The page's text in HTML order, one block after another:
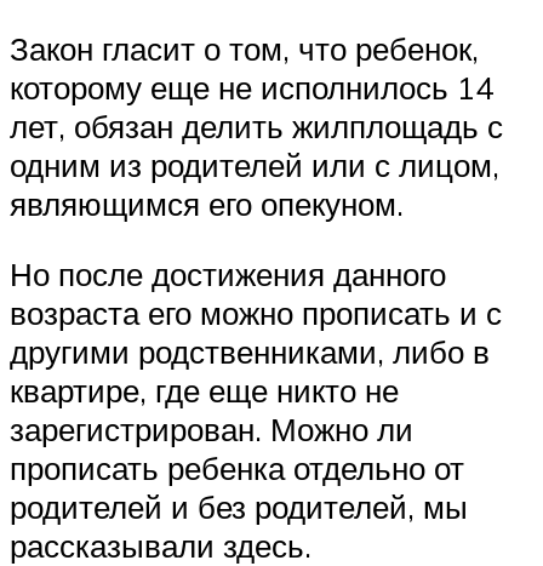
Закон гласит о том, что ребенок,
которому еще не исполнилось 14
лет, обязан делить жилплощадь с
одним из родителей или с лицом,
являющимся его опекуном.
Но после достижения данного
возраста его можно прописать и с
другими родственниками, либо в
квартире, где еще никто не
зарегистрирован. Можно ли
прописать ребенка отдельно от
родителей и без родителей, мы
рассказывали здесь.